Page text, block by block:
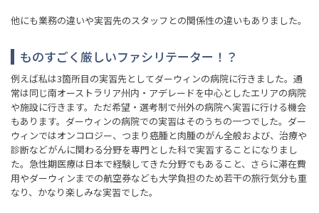
他にも業務の違いや実習先のスタッフとの関係性の違いもありました。
ものすごく厳しいファシリテーター！？
例えば私は3箇所目の実習先としてダーウィンの病院に行きました。通
常は同じ南オーストラリア州内・アデレードを中心としたエリアの病院
や施設に行きます。ただ希望・選考制で州外の病院へ実習に行ける機会
もあります。ダーウィンの病院での実習はそのうちの一つでした。ダー
ウィンではオンコロジー、つまり癌腫と肉腫のがん全般および、治療や
診断などがんに関わる分野を専門とした科で実習することになりまし
た。急性期医療は日本で経験してきた分野でもあること、さらに滞在費
用やダーウィンまでの航空券なども大学負担のため若干の旅行気分も重
なり、かなり楽しみな実習でした。